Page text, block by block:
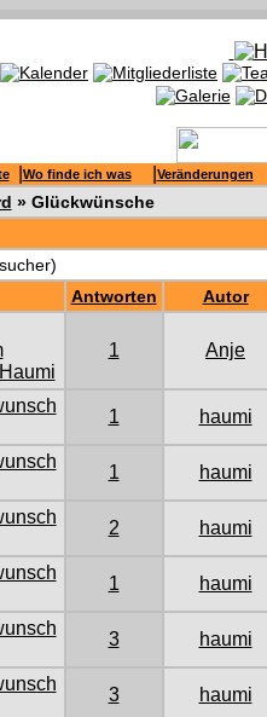
Wo finde ich was Veränderungen
» Glückwünsche
Antworten Autor
1 Anje
1 haumi
1 haumi
2 haumi
1 haumi
3 haumi
3 haumi